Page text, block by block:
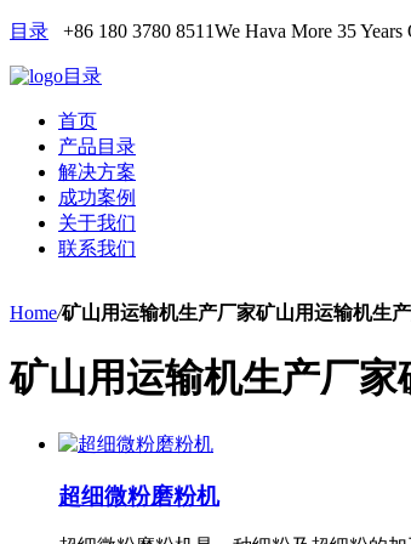
目录 +86 180 3780 8511We Hava More 35 Years
目录
首页
产品目录
解决方案
成功案例
关于我们
联系我们
Home/矿山用运输机生产厂家矿山用运输机生
矿山用运输机生产厂
超细微粉磨粉机